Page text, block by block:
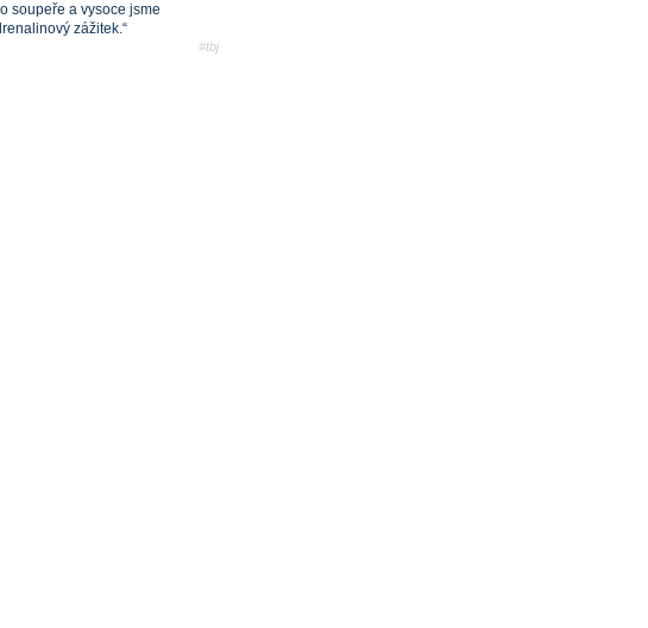
soupeře a vysoce jsme
zážitek.“
#tbj